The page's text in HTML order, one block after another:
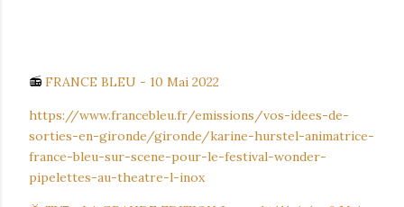
📻 FRANCE BLEU - 10 Mai 2022
https://www.francebleu.fr/emissions/vos-idees-de-
sorties-en-gironde/gironde/karine-hurstel-animatrice-
france-bleu-sur-scene-pour-le-festival-wonder-
pipelettes-au-theatre-l-inox